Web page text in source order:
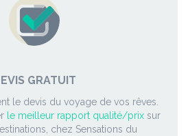
GRATUIT
le devis du voyage de vos rêves.
le meilleur rapport qualité/prix sur
chez Sensations du